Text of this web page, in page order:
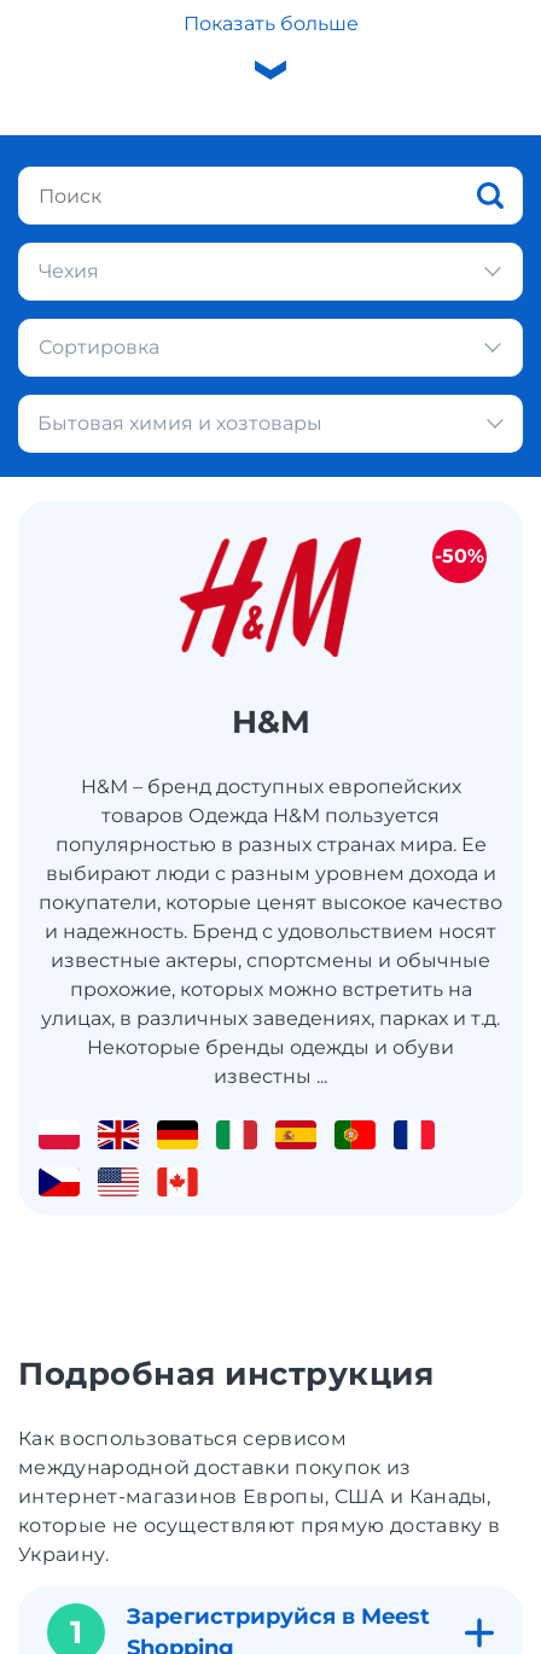
Показать больше
Чехия
Сортировка
Бытовая химия и хозтовары
H&M
H&M – бренд доступных европейских
товаров Одежда H&M пользуется
популярностью в разных странах мира. Ее
выбирают люди с разным уровнем дохода и
покупатели, которые ценят высокое качество
и надежность. Бренд с удовольствием носят
известные актеры, спортсмены и обычные
прохожие, которых можно встретить на
улицах, в различных заведениях, парках и т.д.
Некоторые бренды одежды и обуви
известны ...
-50%
Подробная инструкция
Как воспользоваться сервисом
международной доставки покупок из
интернет-магазинов Европы, США и Канады,
которые не осуществляют прямую доставку в
Украину.
1
Зарегистрируйся в Meest
Shopping